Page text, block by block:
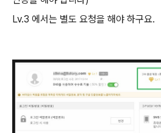
Lv.3 에서는 별도 요청을 해야 하구요.